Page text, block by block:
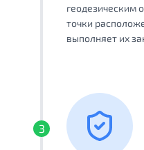
геодезическим
точки
выполняет их
3